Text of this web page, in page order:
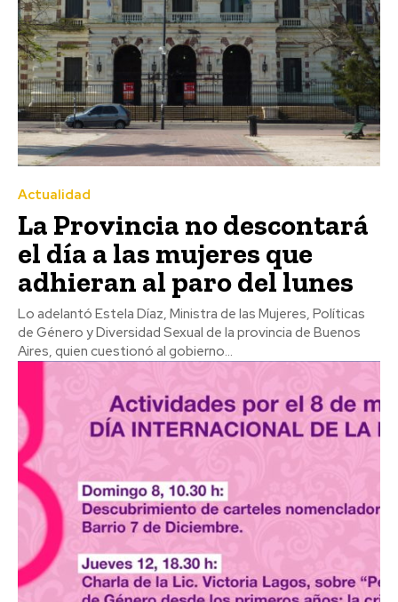
Actualidad
La Provincia no descontará
el día a las mujeres que
adhieran al paro del lunes
Lo adelantó Estela Díaz, Ministra de las Mujeres, Políticas
de Género y Diversidad Sexual de la provincia de Buenos
Aires, quien cuestionó al gobierno...